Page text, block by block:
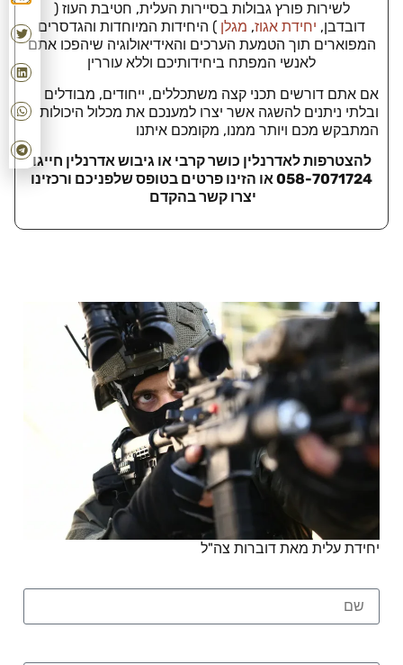
לשירות פורץ גבולות בסיירות העלית, חטיבת העוז (
דובדבן, יחידת אגוז, מגלן ) היחידות המיוחדות והגדסרים
המפוארים תוך הטמעת הערכים והאידיאולוגיה שיהפכו אתם
לאנשי המפתח ביחידותיכם וללא עוררין
אם אתם דורשים תכני קצה משתכללים, ייחודים, מבודלים
ובלתי ניתנים להשגה אשר יצרו למענכם את מכלול היכולות
המתבקש מכם ויותר ממנו, מקומכם איתנו
להצטרפות לאדרנלין כושר קרבי או גיבוש אדרנלין חייגו
058-7071724 או הזינו פרטים בטופס שלפניכם ורכזינו
יצרו קשר בהקדם
יחידת עלית מאת דוברות צה"ל